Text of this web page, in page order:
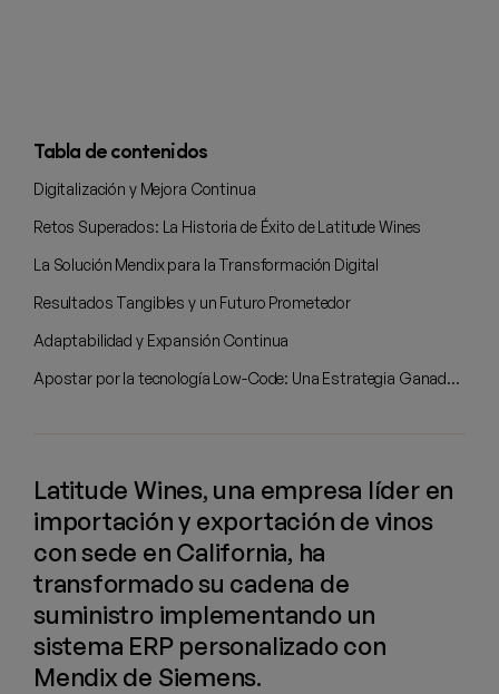
Tabla de contenidos
Digitalización y Mejora Continua
Retos Superados: La Historia de Éxito de Latitude Wines
La Solución Mendix para la Transformación Digital
Resultados Tangibles y un Futuro Prometedor
Adaptabilidad y Expansión Continua
Apostar por la tecnología Low-Code: Una Estrategia Ganadora
Latitude Wines, una empresa líder en
importación y exportación de vinos
con sede en California, ha
transformado su cadena de
suministro implementando un
sistema ERP personalizado con
Mendix de Siemens.